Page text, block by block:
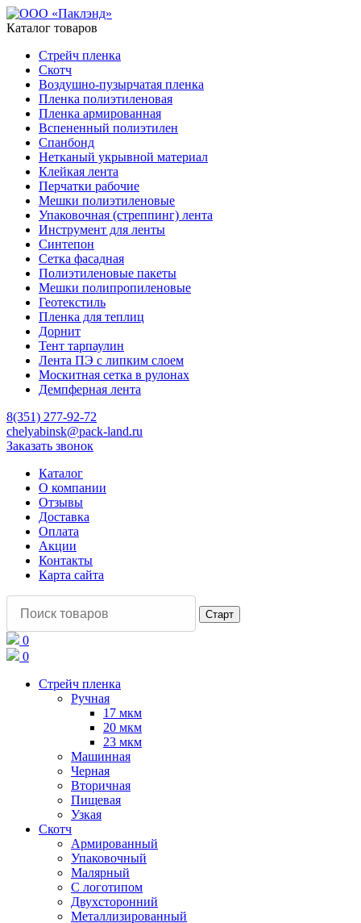
Каталог товаров
Стрейч пленка
Скотч
Воздушно-пузырчатая пленка
Пленка полиэтиленовая
Пленка армированная
Вспененный полиэтилен
Спанбонд
Нетканый укрывной материал
Клейкая лента
Перчатки рабочие
Мешки полиэтиленовые
Упаковочная (стреппинг) лента
Инструмент для ленты
Синтепон
Сетка фасадная
Полиэтиленовые пакеты
Мешки полипропиленовые
Геотекстиль
Пленка для теплиц
Дорнит
Тент тарпаулин
Лента ПЭ с липким слоем
Москитная сетка в рулонах
Демпферная лента
8(351) 277-92-72
chelyabinsk@pack-land.ru
Заказать звонок
Каталог
О компании
Отзывы
Доставка
Оплата
Акции
Контакты
Карта сайта
0
0
Стрейч пленка
Ручная
17 мкм
20 мкм
23 мкм
Машинная
Черная
Вторичная
Пищевая
Узкая
Скотч
Армированный
Упаковочный
Малярный
С логотипом
Двухсторонний
Металлизированный